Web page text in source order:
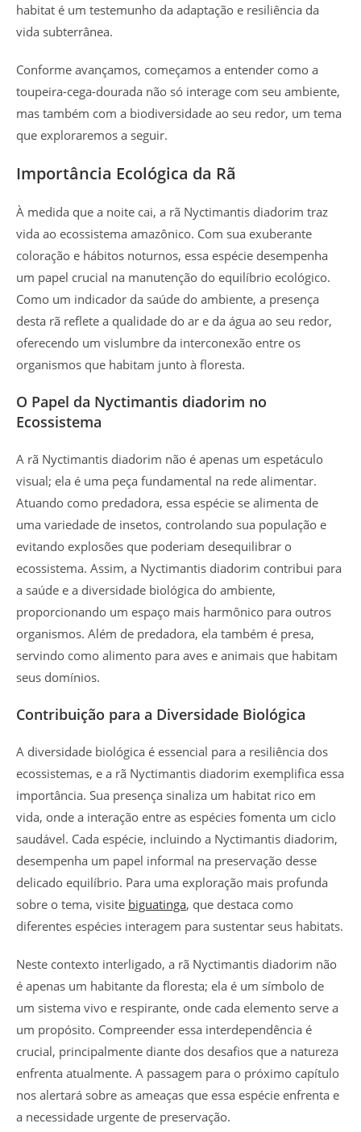
habitat é um testemunho da adaptação e resiliência da
vida subterrânea.
Conforme avançamos, começamos a entender como a
toupeira-cega-dourada não só interage com seu ambiente,
mas também com a biodiversidade ao seu redor, um tema
que exploraremos a seguir.
Importância Ecológica da Rã
À medida que a noite cai, a rã Nyctimantis diadorim traz
vida ao ecossistema amazônico. Com sua exuberante
coloração e hábitos noturnos, essa espécie desempenha
um papel crucial na manutenção do equilíbrio ecológico.
Como um indicador da saúde do ambiente, a presença
desta rã reflete a qualidade do ar e da água ao seu redor,
oferecendo um vislumbre da interconexão entre os
organismos que habitam junto à floresta.
O Papel da Nyctimantis diadorim no
Ecossistema
A rã Nyctimantis diadorim não é apenas um espetáculo
visual; ela é uma peça fundamental na rede alimentar.
Atuando como predadora, essa espécie se alimenta de
uma variedade de insetos, controlando sua população e
evitando explosões que poderiam desequilibrar o
ecossistema. Assim, a Nyctimantis diadorim contribui para
a saúde e a diversidade biológica do ambiente,
proporcionando um espaço mais harmônico para outros
organismos. Além de predadora, ela também é presa,
servindo como alimento para aves e animais que habitam
seus domínios.
Contribuição para a Diversidade Biológica
A diversidade biológica é essencial para a resiliência dos
ecossistemas, e a rã Nyctimantis diadorim exemplifica essa
importância. Sua presença sinaliza um habitat rico em
vida, onde a interação entre as espécies fomenta um ciclo
saudável. Cada espécie, incluindo a Nyctimantis diadorim,
desempenha um papel informal na preservação desse
delicado equilíbrio. Para uma exploração mais profunda
sobre o tema, visite biguatinga, que destaca como
diferentes espécies interagem para sustentar seus habitats.
Neste contexto interligado, a rã Nyctimantis diadorim não
é apenas um habitante da floresta; ela é um símbolo de
um sistema vivo e respirante, onde cada elemento serve a
um propósito. Compreender essa interdependência é
crucial, principalmente diante dos desafios que a natureza
enfrenta atualmente. A passagem para o próximo capítulo
nos alertará sobre as ameaças que essa espécie enfrenta e
a necessidade urgente de preservação.